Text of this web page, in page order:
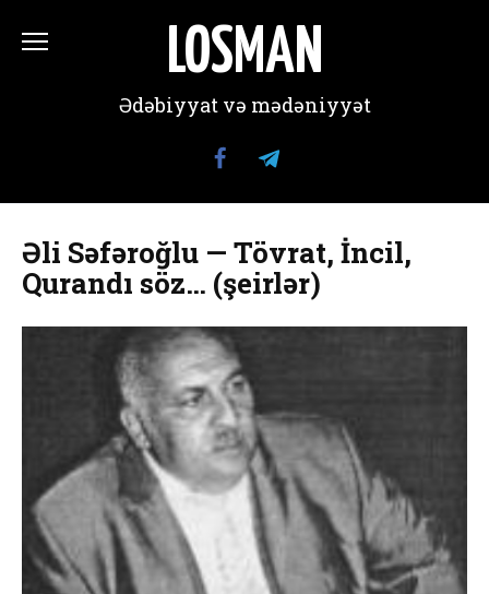
содержанию LOSMAN
Ədəbiyyat və mədəniyyət
Əli Səfəroğlu — Tövrat, İncil,
Qurandı söz… (şeirlər)